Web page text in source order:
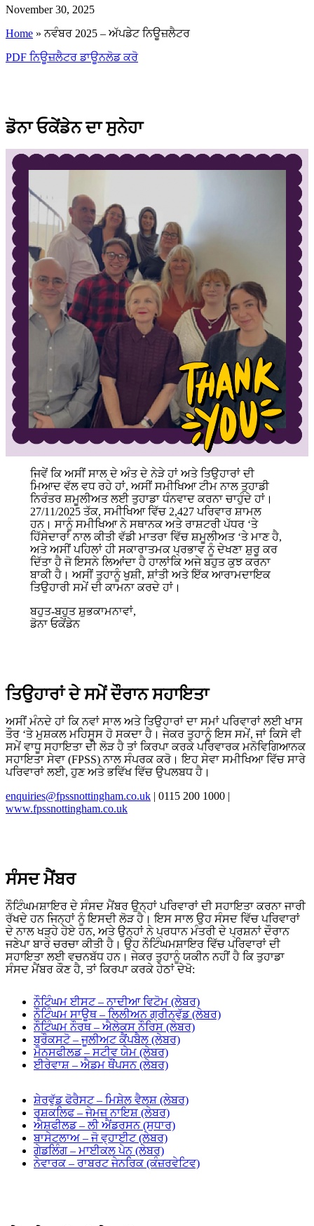
November 30, 2025
Home »ਨਵੰਬਰ 2025 – ਅੱਪਡੇਟ ਨਿਊਜ਼ਲੈਟਰ
PDF ਨਿਊਜ਼ਲੈਟਰ ਡਾਊਨਲੋਡ ਕਰੋ
ਡੋਨਾ ਓਕੇਂਡੇਨ ਦਾ ਸੁਨੇਹਾ
ਜਿਵੇਂ ਕਿ ਅਸੀਂ ਸਾਲ ਦੇ ਅੰਤ ਦੇ ਨੇੜੇ ਹਾਂ ਅਤੇ ਤਿਉਹਾਰਾਂ ਦੀ
ਮਿਆਦ ਵੱਲ ਵਧ ਰਹੇ ਹਾਂ, ਅਸੀਂ ਸਮੀਖਿਆ ਟੀਮ ਨਾਲ ਤੁਹਾਡੀ
ਨਿਰੰਤਰ ਸ਼ਮੂਲੀਅਤ ਲਈ ਤੁਹਾਡਾ ਧੰਨਵਾਦ ਕਰਨਾ ਚਾਹੁੰਦੇ ਹਾਂ।
27/11/2025 ਤੱਕ, ਸਮੀਖਿਆ ਵਿੱਚ 2,427 ਪਰਿਵਾਰ ਸ਼ਾਮਲ
ਹਨ। ਸਾਨੂੰ ਸਮੀਖਿਆ ਨੇ ਸਥਾਨਕ ਅਤੇ ਰਾਸ਼ਟਰੀ ਪੱਧਰ ‘ਤੇ
ਹਿੱਸੇਦਾਰਾਂ ਨਾਲ ਕੀਤੀ ਵੱਡੀ ਮਾਤਰਾ ਵਿੱਚ ਸ਼ਮੂਲੀਅਤ ‘ਤੇ ਮਾਣ ਹੈ,
ਅਤੇ ਅਸੀਂ ਪਹਿਲਾਂ ਹੀ ਸਕਾਰਾਤਮਕ ਪ੍ਰਭਾਵ ਨੂੰ ਦੇਖਣਾ ਸ਼ੁਰੂ ਕਰ
ਦਿੱਤਾ ਹੈ ਜੋ ਇਸਨੇ ਲਿਆਂਦਾ ਹੈ ਹਾਲਾਂਕਿ ਅਜੇ ਬਹੁਤ ਕੁਝ ਕਰਨਾ
ਬਾਕੀ ਹੈ। ਅਸੀਂ ਤੁਹਾਨੂੰ ਖੁਸ਼ੀ, ਸ਼ਾਂਤੀ ਅਤੇ ਇੱਕ ਆਰਾਮਦਾਇਕ
ਤਿਉਹਾਰੀ ਸਮੇਂ ਦੀ ਕਾਮਨਾ ਕਰਦੇ ਹਾਂ।
ਬਹੁਤ-ਬਹੁਤ ਸ਼ੁਭਕਾਮਨਾਵਾਂ,
ਡੋਨਾ ਓਕੇਂਡੇਨ
ਤਿਉਹਾਰਾਂ ਦੇ ਸਮੇਂ ਦੌਰਾਨ ਸਹਾਇਤਾ
ਅਸੀਂ ਮੰਨਦੇ ਹਾਂ ਕਿ ਨਵਾਂ ਸਾਲ ਅਤੇ ਤਿਉਹਾਰਾਂ ਦਾ ਸਮਾਂ ਪਰਿਵਾਰਾਂ ਲਈ ਖਾਸ
ਤੌਰ ‘ਤੇ ਮੁਸ਼ਕਲ ਮਹਿਸੂਸ ਹੋ ਸਕਦਾ ਹੈ। ਜੇਕਰ ਤੁਹਾਨੂੰ ਇਸ ਸਮੇਂ, ਜਾਂ ਕਿਸੇ ਵੀ
ਸਮੇਂ ਵਾਧੂ ਸਹਾਇਤਾ ਦੀ ਲੋੜ ਹੈ ਤਾਂ ਕਿਰਪਾ ਕਰਕੇ ਪਰਿਵਾਰਕ ਮਨੋਵਿਗਿਆਨਕ
ਸਹਾਇਤਾ ਸੇਵਾ (FPSS) ਨਾਲ ਸੰਪਰਕ ਕਰੋ। ਇਹ ਸੇਵਾ ਸਮੀਖਿਆ ਵਿੱਚ ਸਾਰੇ
ਪਰਿਵਾਰਾਂ ਲਈ, ਹੁਣ ਅਤੇ ਭਵਿੱਖ ਵਿੱਚ ਉਪਲਬਧ ਹੈ।
enquiries@fpssnottingham.co.uk | 0115 200 1000 |
www.fpssnottingham.co.uk
ਸੰਸਦ ਮੈਂਬਰ
ਨੌਟਿੰਘਮਸ਼ਾਇਰ ਦੇ ਸੰਸਦ ਮੈਂਬਰ ਉਨ੍ਹਾਂ ਪਰਿਵਾਰਾਂ ਦੀ ਸਹਾਇਤਾ ਕਰਨਾ ਜਾਰੀ
ਰੱਖਦੇ ਹਨ ਜਿਨ੍ਹਾਂ ਨੂੰ ਇਸਦੀ ਲੋੜ ਹੈ। ਇਸ ਸਾਲ ਉਹ ਸੰਸਦ ਵਿੱਚ ਪਰਿਵਾਰਾਂ
ਦੇ ਨਾਲ ਖੜ੍ਹੇ ਹੋਏ ਹਨ, ਅਤੇ ਉਨ੍ਹਾਂ ਨੇ ਪ੍ਰਧਾਨ ਮੰਤਰੀ ਦੇ ਪ੍ਰਸ਼ਨਾਂ ਦੌਰਾਨ
ਜਣੇਪਾ ਬਾਰੇ ਚਰਚਾ ਕੀਤੀ ਹੈ। ਉਹ ਨੌਟਿੰਘਮਸ਼ਾਇਰ ਵਿੱਚ ਪਰਿਵਾਰਾਂ ਦੀ
ਸਹਾਇਤਾ ਲਈ ਵਚਨਬੱਧ ਹਨ। ਜੇਕਰ ਤੁਹਾਨੂੰ ਯਕੀਨ ਨਹੀਂ ਹੈ ਕਿ ਤੁਹਾਡਾ
ਸੰਸਦ ਮੈਂਬਰ ਕੌਣ ਹੈ, ਤਾਂ ਕਿਰਪਾ ਕਰਕੇ ਹੇਠਾਂ ਦੇਖੋ:
ਨੌਟਿੰਘਮ ਈਸਟ – ਨਾਦੀਆ ਵਿਟੋਮ (ਲੇਬਰ)
ਨੌਟਿੰਘਮ ਸਾਊਥ – ਲਿਲੀਅਨ ਗ੍ਰੀਨਵੁੱਡ (ਲੇਬਰ)
ਨੌਟਿੰਘਮ ਨੌਰਥ – ਐਲੇਕਸ ਨੌਰਿਸ (ਲੇਬਰ)
ਬ੍ਰੌਕਸਟੋ – ਜੂਲੀਅਟ ਕੈਂਪਬੈਲ (ਲੇਬਰ)
ਮੈਨਸਫੀਲਡ – ਸਟੀਵ ਯੇਮ (ਲੇਬਰ)
ਈਰੇਵਾਸ਼ – ਐਡਮ ਥੌਂਪਸਨ (ਲੇਬਰ)
ਸ਼ੇਰਵੁੱਡ ਫੋਰੈਸਟ – ਮਿਸ਼ੇਲ ਵੈਲਸ਼ (ਲੇਬਰ)
ਰਸ਼ਕਲਿਫ – ਜੇਮਜ਼ ਨਾਇਸ਼ (ਲੇਬਰ)
ਐਸ਼ਫੀਲਡ – ਲੀ ਐਂਡਰਸਨ (ਸੁਧਾਰ)
ਬਾਸੇਟਲਾਅ – ਜੋ ਵ੍ਹਾਈਟ (ਲੇਬਰ)
ਗੇਡਲਿੰਗ – ਮਾਈਕਲ ਪੇਨ (ਲੇਬਰ)
ਨੇਵਾਰਕ – ਰਾਬਰਟ ਜੇਨਰਿਕ (ਕੰਜ਼ਰਵੇਟਿਵ)